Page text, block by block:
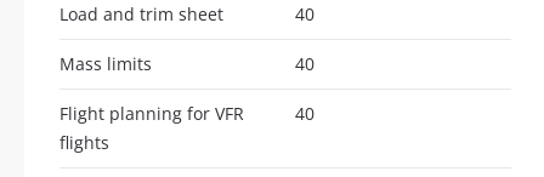
Load and trim sheet 40
Mass limits 40
Flight planning for VFR
flights
40